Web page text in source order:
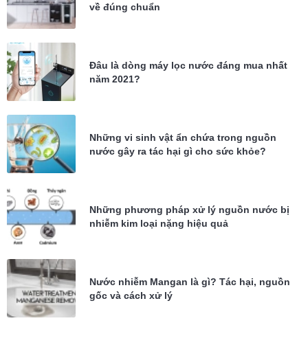
về đúng chuẩn
Đâu là dòng máy lọc nước đáng mua nhất
năm 2021?
Những vi sinh vật ẩn chứa trong nguồn
nước gây ra tác hại gì cho sức khỏe?
Những phương pháp xử lý nguồn nước bị
nhiễm kim loại nặng hiệu quả
Nước nhiễm Mangan là gì? Tác hại, nguồn
gốc và cách xử lý